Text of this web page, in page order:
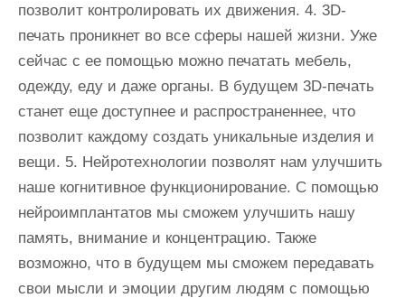
позволит контролировать их движения. 4. 3D-
печать проникнет во все сферы нашей жизни. Уже
сейчас с ее помощью можно печатать мебель,
одежду, еду и даже органы. В будущем 3D-печать
станет еще доступнее и распространеннее, что
позволит каждому создать уникальные изделия и
вещи. 5. Нейротехнологии позволят нам улучшить
наше когнитивное функционирование. С помощью
нейроимплантатов мы сможем улучшить нашу
память, внимание и концентрацию. Также
возможно, что в будущем мы сможем передавать
свои мысли и эмоции другим людям с помощью